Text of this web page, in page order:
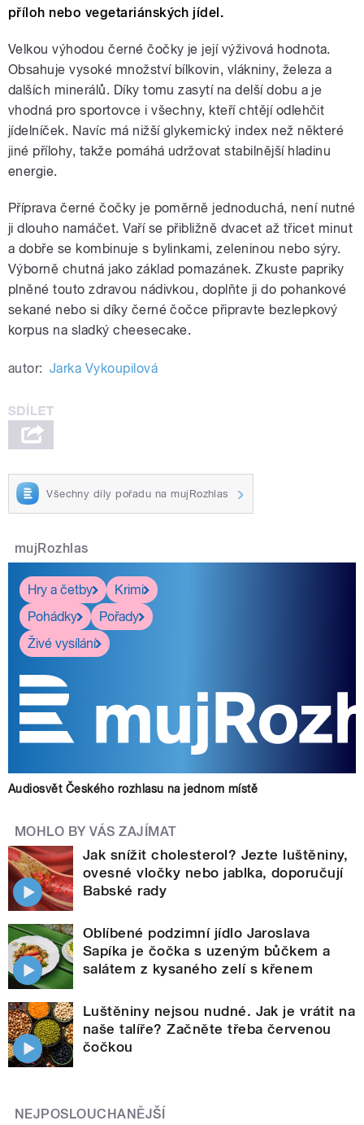
příloh nebo vegetariánských jídel.
Velkou výhodou černé čočky je její výživová hodnota.
Obsahuje vysoké množství bílkovin, vlákniny, železa a
dalších minerálů. Díky tomu zasytí na delší dobu a je
vhodná pro sportovce i všechny, kteří chtějí odlehčit
jídelníček. Navíc má nižší glykemický index než některé
jiné přílohy, takže pomáhá udržovat stabilnější hladinu
energie.
Příprava černé čočky je poměrně jednoduchá, není nutné
ji dlouho namáčet. Vaří se přibližně dvacet až třicet minut
a dobře se kombinuje s bylinkami, zeleninou nebo sýry.
Výborně chutná jako základ pomazánek. Zkuste papriky
plněné touto zdravou nádivkou, doplňte ji do pohankové
sekané nebo si díky černé čočce připravte bezlepkový
korpus na sladký cheesecake.
autor: Jarka Vykoupilová
Všechny díly pořadu na mujRozhlas
mujRozhlas
Hry a četby
Krimi
Pohádky
Pořady
Živé vysílání
Audiosvět Českého rozhlasu na jednom místě
MOHLO BY VÁS ZAJÍMAT
Jak snížit cholesterol? Jezte luštěniny,
ovesné vločky nebo jablka, doporučují
Babské rady
Oblíbené podzimní jídlo Jaroslava
Sapíka je čočka s uzeným bůčkem a
salátem z kysaného zelí s křenem
Luštěniny nejsou nudné. Jak je vrátit na
naše talíře? Začněte třeba červenou
čočkou
NEJPOSLOUCHANĚJŠÍ